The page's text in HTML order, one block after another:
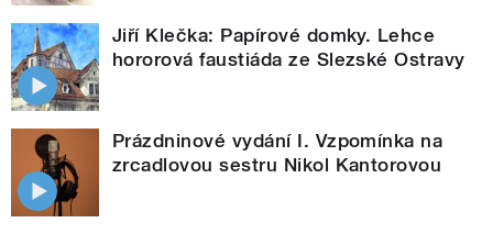
Jiří Klečka: Papírové domky. Lehce
hororová faustiáda ze Slezské Ostravy
Prázdninové vydání I. Vzpomínka na
zrcadlovou sestru Nikol Kantorovou